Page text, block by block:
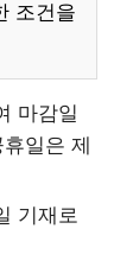
조건을
마감일
일은 제
기재로